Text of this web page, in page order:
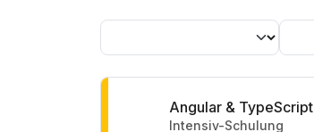
Angular & TypeScript
Intensiv-Schulung